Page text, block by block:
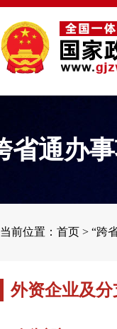
省通办
当前位置：首页 > “跨
外资企业及